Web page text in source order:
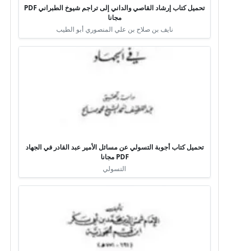
تحميل كتاب إرشاد القاصي والداني إلى تراجم شيوخ الطبراني PDF
مجانا
نايف بن صلاح بن علي المنصوري أبو الطيب
تحميل كتاب أجوبة التسولي عن مسائل الأمير عبد القادر في الجهاد
PDF مجانا
التسولي